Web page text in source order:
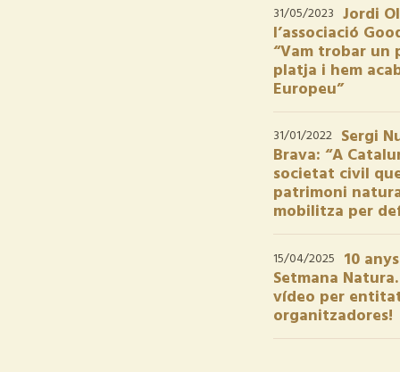
31/05/2023 Jordi
l’associació
“Vam trobar un
platja i hem
Europeu”
31/01/2022 Sergi
Brava: “A
societat civil
patrimoni
mobilitza per
15/04/2025 10
Setmana
vídeo per
organitzadores!